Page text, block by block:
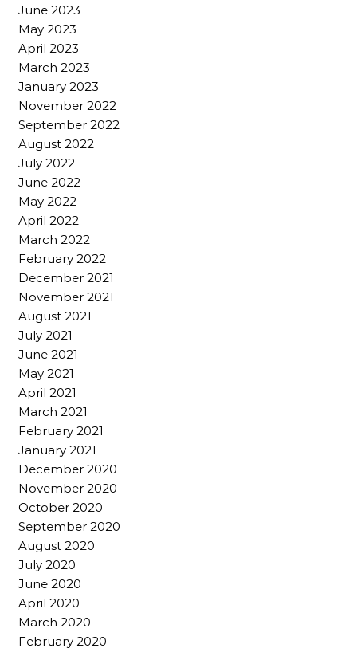
June 2023
May 2023
April 2023
March 2023
January 2023
November 2022
September 2022
August 2022
July 2022
June 2022
May 2022
April 2022
March 2022
February 2022
December 2021
November 2021
August 2021
July 2021
June 2021
May 2021
April 2021
March 2021
February 2021
January 2021
December 2020
November 2020
October 2020
September 2020
August 2020
July 2020
June 2020
April 2020
March 2020
February 2020